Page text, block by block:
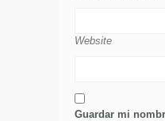
Website
Guardar mi